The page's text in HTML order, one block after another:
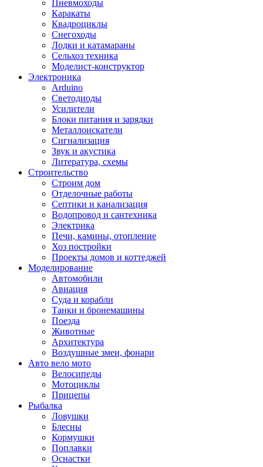
Пневмоходы
Каракаты
Квадроциклы
Снегоходы
Лодки и катамараны
Сельхоз техника
Моделист-конструктор
Электроника
Arduino
Светодиоды
Усилители
Блоки питания и зарядки
Металлоискатели
Сигнализация
Звук и акустика
Литература, схемы
Строительство
Строим дом
Отделочные работы
Септики и канализация
Водопровод и сантехника
Электрика
Печи, камины, отопление
Хоз постройки
Проекты домов и коттеджей
Моделирование
Автомобили
Авиация
Суда и корабли
Танки и бронемашины
Поезда
Животные
Архитектура
Воздушные змеи, фонари
Авто вело мото
Велосипеды
Мотоциклы
Прицепы
Рыбалка
Ловушки
Блесны
Кормушки
Поплавки
Оснастки